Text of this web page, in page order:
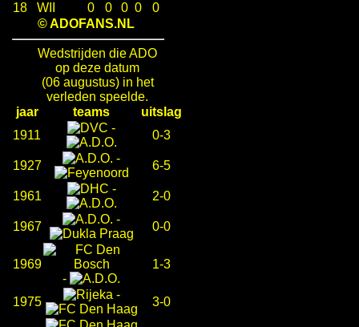
18
WII 0 0 0 0
0
© ADOFANS.NL
Wedstrijden die ADO
op deze datum
(06 augustus) in het
verleden speelde.
jaar
teams
uitslag
1911
-
0-3
1927
-
6-5
1961
-
2-0
1967
-
0-0
1969
-
1-3
1975
-
3-0